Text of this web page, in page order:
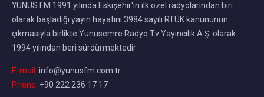
YUNUS FM 1991 yılında Eskişehir'in ilk özel radyolarından biri
olarak başladığı yayın hayatını 3984 sayılı RTÜK kanununun
çıkmasıyla birlikte Yunusemre Radyo Tv Yayıncılık A.Ş. olarak
1994 yılından beri sürdürmektedir
E-mail: info@yunusfm.com.tr
Phone: +90 222 236 17 17